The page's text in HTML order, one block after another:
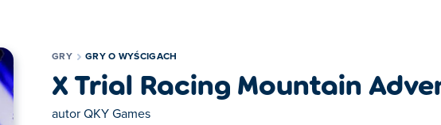
GRY GRY O WYŚCIGACH
X Trial Racing Mountain
autor QKY Games